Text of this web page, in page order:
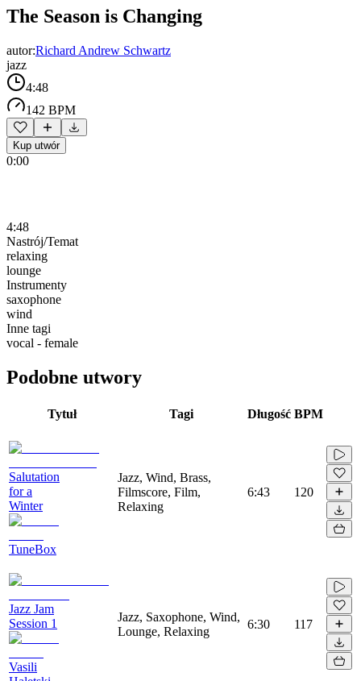
The Season is Changing
autor:Richard Andrew Schwartz
jazz
4:48
142 BPM
Kup utwór
0:00
4:48
Nastrój/Temat
relaxing
lounge
Instrumenty
saxophone
wind
Inne tagi
vocal - female
Podobne utwory
Tytuł Tagi Długość BPM
Salutation
for a
Winter
TuneBox
Jazz, Wind, Brass,
Filmscore, Film,
Relaxing
6:43 120
Jazz Jam
Session 1
Vasili
Jazz, Saxophone, Wind,
Lounge, Relaxing
6:30 117